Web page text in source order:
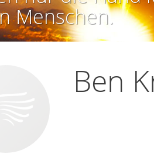
Menschen.
Ben